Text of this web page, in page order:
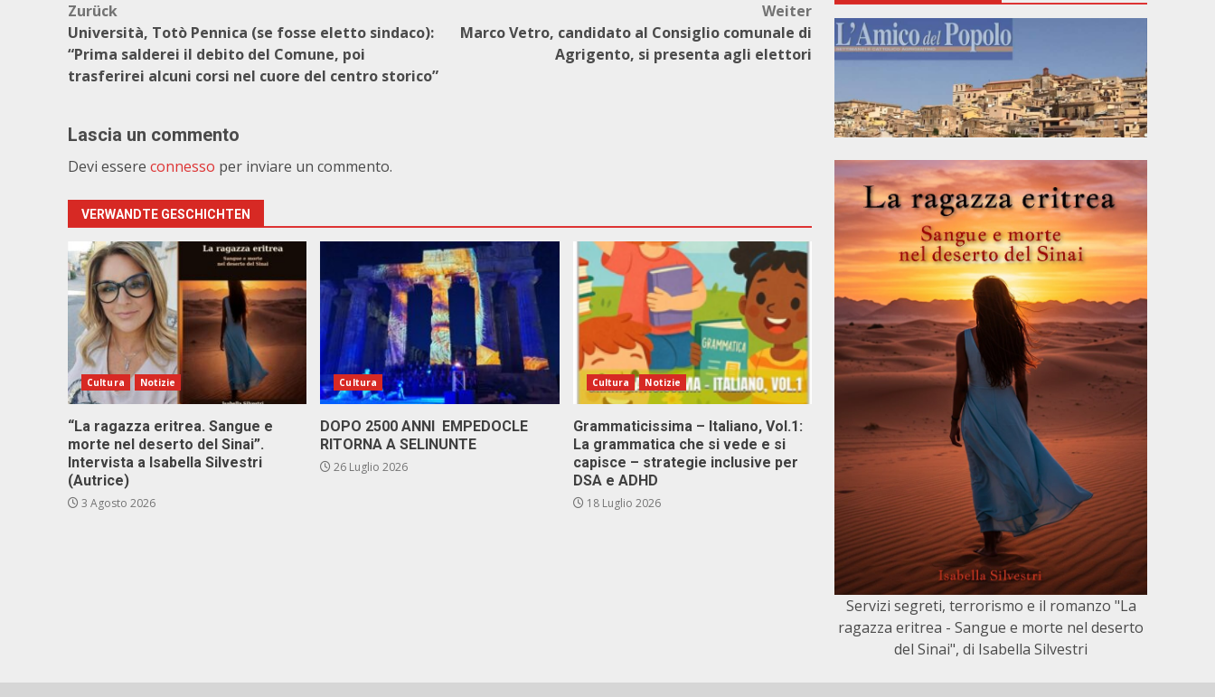
Beitragsnavigation
Zurück
Università, Totò Pennica (se fosse eletto sindaco):
“Prima salderei il debito del Comune, poi
trasferirei alcuni corsi nel cuore del centro storico”
Weiter
Marco Vetro, candidato al Consiglio comunale di
Agrigento, si presenta agli elettori
Lascia un commento
Devi essere connesso per inviare un commento.
VERWANDTE GESCHICHTEN
Cultura Notizie
“La ragazza eritrea. Sangue e
morte nel deserto del Sinai”.
Intervista a Isabella Silvestri
(Autrice)
3 Agosto 2026
Cultura
DOPO 2500 ANNI EMPEDOCLE
RITORNA A SELINUNTE
26 Luglio 2026
Cultura Notizie
Grammaticissima – Italiano, Vol.1:
La grammatica che si vede e si
capisce – strategie inclusive per
DSA e ADHD
18 Luglio 2026
Servizi segreti, terrorismo e il romanzo "La
ragazza eritrea - Sangue e morte nel deserto
del Sinai", di Isabella Silvestri